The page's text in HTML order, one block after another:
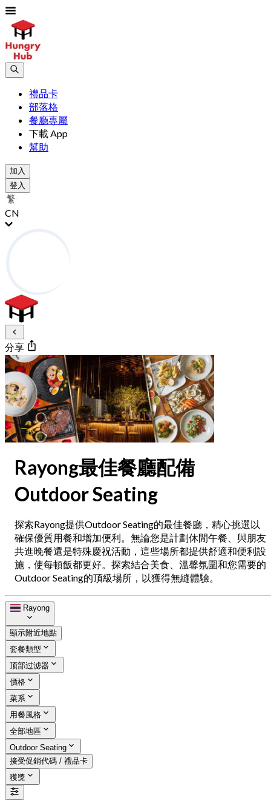
禮品卡
部落格
餐廳專屬
下載 App
幫助
加入
登入
CN
分享
Rayong最佳餐廳配備
Outdoor Seating
探索Rayong提供Outdoor Seating的最佳餐廳，精心挑選以
確保優質用餐和增加便利。無論您是計劃休閒午餐、與朋友
共進晚餐還是特殊慶祝活動，這些場所都提供舒適和便利設
施，使每頓飯都更好。探索結合美食、溫馨氛圍和您需要的
Outdoor Seating的頂級場所，以獲得無縫體驗。
Rayong
顯示附近地點
套餐類型
顶部过滤器
價格
菜系
用餐風格
全部地區
Outdoor Seating
接受促銷代碼 / 禮品卡
獲獎